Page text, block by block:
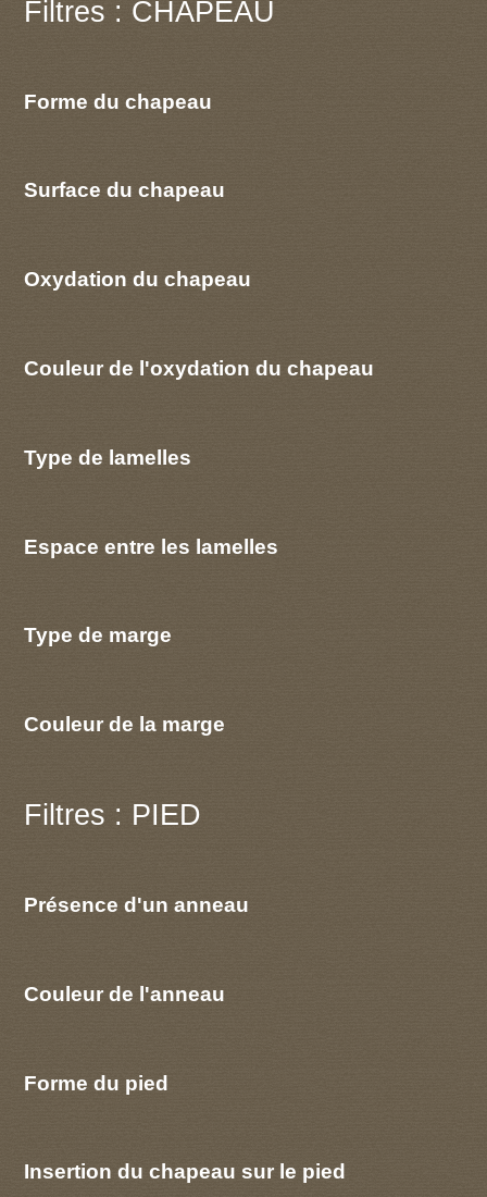
Filtres : CHAPEAU
Forme du chapeau
Surface du chapeau
Oxydation du chapeau
Couleur de l'oxydation du chapeau
Type de lamelles
Espace entre les lamelles
Type de marge
Couleur de la marge
Filtres : PIED
Présence d'un anneau
Couleur de l'anneau
Forme du pied
Insertion du chapeau sur le pied